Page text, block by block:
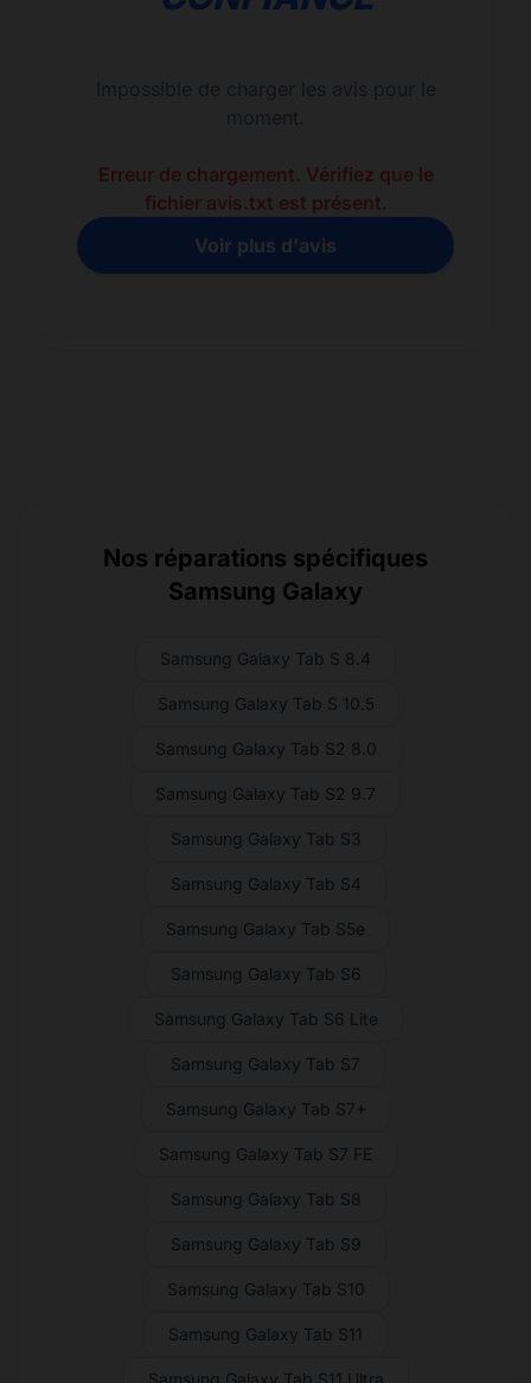
Erreur de chargement. Vérifiez que le
fichier avis.txt est présent.
Voir plus d'avis
Nos réparations spécifiques
Samsung Galaxy
Samsung Galaxy Tab S 8.4
Samsung Galaxy Tab S 10.5
Samsung Galaxy Tab S2 8.0
Samsung Galaxy Tab S2 9.7
Samsung Galaxy Tab S3
Samsung Galaxy Tab S4
Samsung Galaxy Tab S5e
Samsung Galaxy Tab S6
Samsung Galaxy Tab S6 Lite
Samsung Galaxy Tab S7
Samsung Galaxy Tab S7+
Samsung Galaxy Tab S7 FE
Samsung Galaxy Tab S8
Samsung Galaxy Tab S9
Samsung Galaxy Tab S10
Samsung Galaxy Tab S11
Samsung Galaxy Tab S11 Ultra